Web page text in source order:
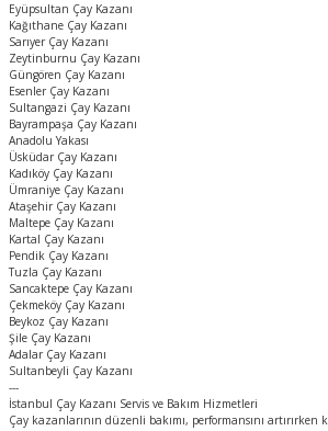
Eyüpsultan Çay Kazanı
Kağıthane Çay Kazanı
Sarıyer Çay Kazanı
Zeytinburnu Çay Kazanı
Güngören Çay Kazanı
Esenler Çay Kazanı
Sultangazi Çay Kazanı
Bayrampaşa Çay Kazanı
Anadolu Yakası
Üsküdar Çay Kazanı
Kadıköy Çay Kazanı
Ümraniye Çay Kazanı
Ataşehir Çay Kazanı
Maltepe Çay Kazanı
Kartal Çay Kazanı
Pendik Çay Kazanı
Tuzla Çay Kazanı
Sancaktepe Çay Kazanı
Çekmeköy Çay Kazanı
Beykoz Çay Kazanı
Şile Çay Kazanı
Adalar Çay Kazanı
Sultanbeyli Çay Kazanı
---
İstanbul Çay Kazanı Servis ve Bakım Hizmetleri
Çay kazanlarının düzenli bakımı, performansını